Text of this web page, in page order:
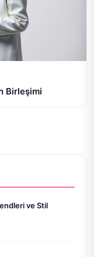
Birleşimi
ve Stil